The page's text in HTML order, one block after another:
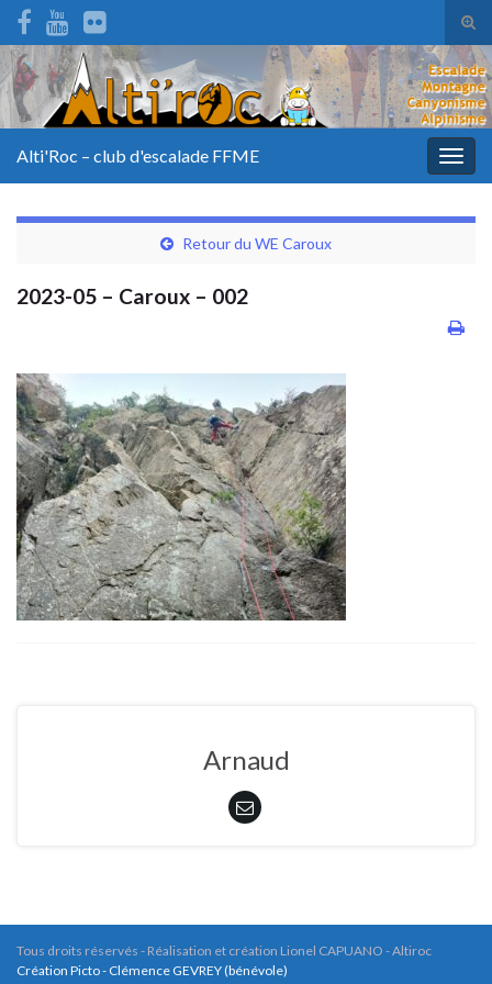
Alti'Roc – club d'escalade FFME
Retour du WE Caroux
2023-05 – Caroux – 002
Arnaud
Tous droits réservés - Réalisation et création Lionel CAPUANO - Altiroc
Création Picto - Clémence GEVREY (bénévole)